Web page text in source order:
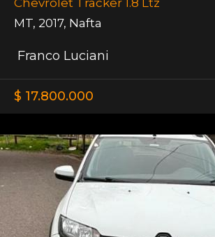
MT, 2017, Nafta
Franco Luciani
$ 17.800.000